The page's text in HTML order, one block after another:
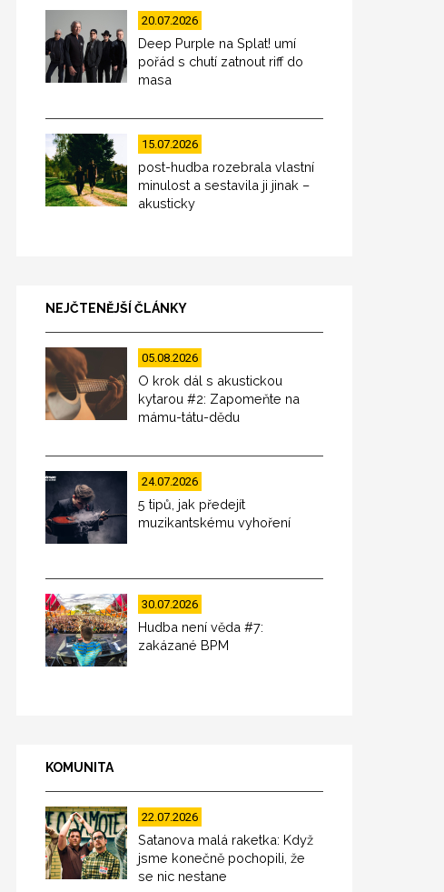
20.07.2026
Deep Purple na Splat! umí
pořád s chutí zatnout riff do
masa
15.07.2026
post-hudba rozebrala vlastní
minulost a sestavila ji jinak –
akusticky
NEJČTENĚJŠÍ ČLÁNKY
05.08.2026
O krok dál s akustickou
kytarou #2: Zapomeňte na
mámu-tátu-dědu
24.07.2026
5 tipů, jak předejít
muzikantskému vyhoření
30.07.2026
Hudba není věda #7:
zakázané BPM
KOMUNITA
22.07.2026
Satanova malá raketka: Když
jsme konečně pochopili, že
se nic nestane